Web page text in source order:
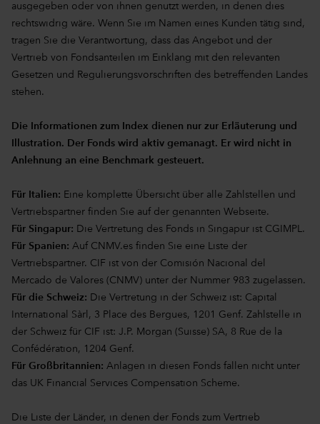
ausgegeben oder von ihnen genutzt werden, in denen dies
rechtswidrig wäre. Wenn Sie im Namen eines Kunden tätig sind,
tragen Sie die Verantwortung, dass das Angebot und der
Vertrieb von Fondsanteilen im Einklang mit den relevanten
Gesetzen und Regulierungsvorschriften des betreffenden Landes
stehen.
Die Informationen zum Index dienen nur zur Erläuterung und
Illustration. Der Fonds wird aktiv gemanagt. Er wird nicht in
Anlehnung an eine Benchmark gesteuert.
Für Italien: Eine komplette Übersicht über alle Zahlstellen und
Vertriebspartner finden Sie auf der genannten Webseite.
Für Singapur: Die Vertretung des Fonds in Singapur ist CGIMPL.
Für Spanien: Auf CNMV.es finden Sie eine Liste der
Vertriebspartner. CIF ist von der Comisión Nacional del
Mercado de Valores (CNMV) unter der Nummer 983 zugelassen.
Für die Schweiz: Die Vertretung in der Schweiz ist: Capital
International Sàrl, 3 Place des Bergues, 1201 Genf. Zahlstelle in
der Schweiz für CIF ist: J.P. Morgan (Suisse) SA, 8 Rue de la
Confédération, 1204 Genf.
Für Großbritannien: Anlagen in diesen Fonds fallen nicht unter
das UK Financial Services Compensation Scheme.
Die Liste der Länder, in denen der Fonds zum Vertrieb